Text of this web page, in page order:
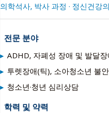
의학석사, 박사 과정 · 정신건강
전문 분야
ADHD, 자폐성 장애 및 발달장
투렛장애(틱), 소아청소년 불
청소년·청년 심리상담
학력 및 약력